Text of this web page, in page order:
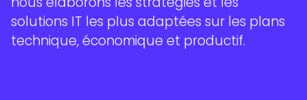
solutions IT les plus adaptées sur les plans
technique, économique et productif.